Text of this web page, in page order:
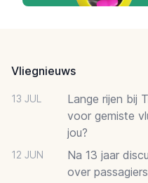
Vliegnieuws
13 JUL
Lange rijen bij
voor gemiste
jou?
12 JUN
Na 13 jaar
over